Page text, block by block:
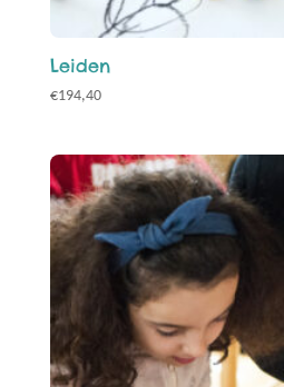
Leiden
€194,40